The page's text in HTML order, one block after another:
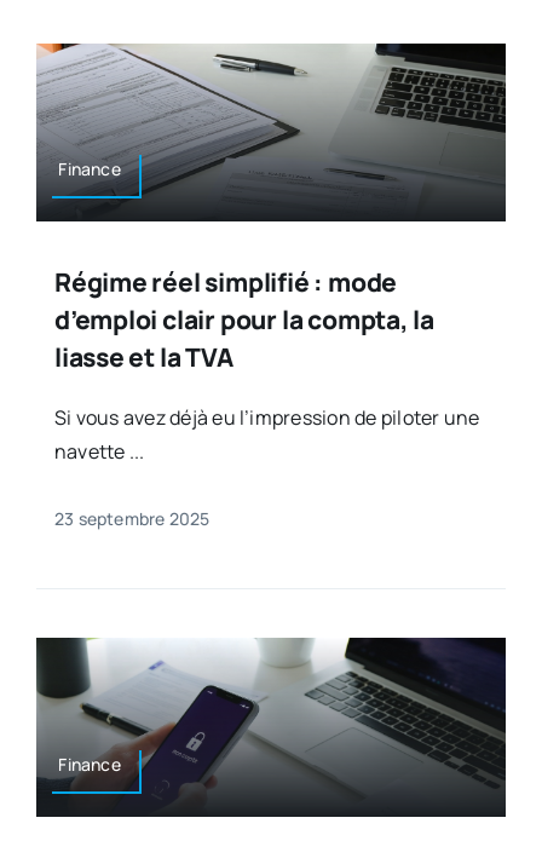
Finance
Régime réel simplifié : mode
d’emploi clair pour la compta, la
liasse et la TVA
Si vous avez déjà eu l’impression de piloter une
navette ...
23 septembre 2025
Finance